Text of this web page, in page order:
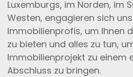
Luxemburgs, im Norden, im
Westen, engagieren sich
Immobilienprofis, um Ihnen
zu bieten und alles zu tun,
Immobilienprojekt zu einem
Abschluss zu bringen.